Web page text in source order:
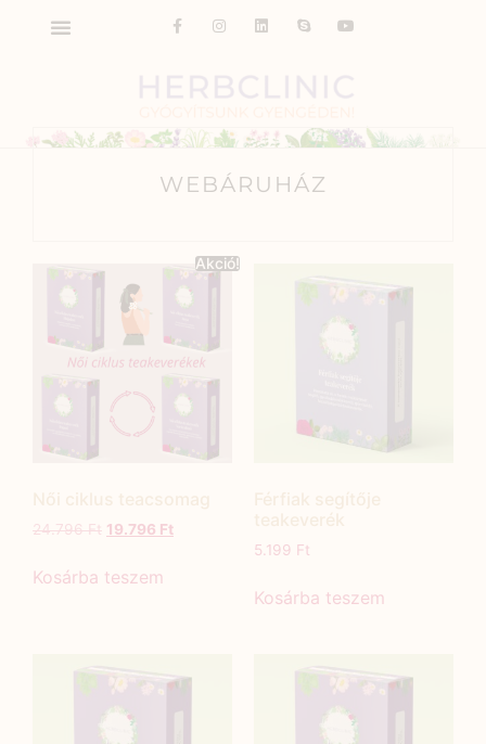
WEBÁRUHÁZ
Akció!
24.796Ft 19.796 Ft
Kosárba teszem
5.199 Ft
Kosárba teszem